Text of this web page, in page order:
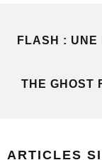
FLASH : UNE
THE GHOST
ARTICLES